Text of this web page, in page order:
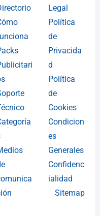
Legal
Política
de
Privacida
d
Política
de
Cookies
Condicion
es
Generales
Confidenc
ialidad
Sitemap